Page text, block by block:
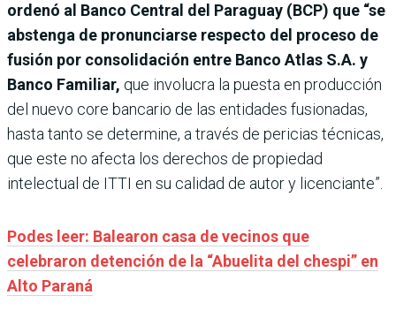
ordenó al Banco Central del Paraguay (BCP) que “se
abstenga de pronunciarse respecto del proceso de
fusión por consolidación entre Banco Atlas S.A. y
Banco Familiar, que involucra la puesta en producción
del nuevo core bancario de las entidades fusionadas,
hasta tanto se determine, a través de pericias técnicas,
que este no afecta los derechos de propiedad
intelectual de ITTI en su calidad de autor y licenciante”.
Podes leer: Balearon casa de vecinos que
celebraron detención de la “Abuelita del chespi” en
Alto Paraná